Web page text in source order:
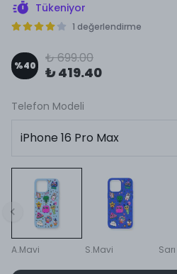
Tükeniyor
1 değerlendirme
%40 ₺ 699.00
₺ 419.40
Telefon Modeli
A.Mavi S.Mavi Sarı